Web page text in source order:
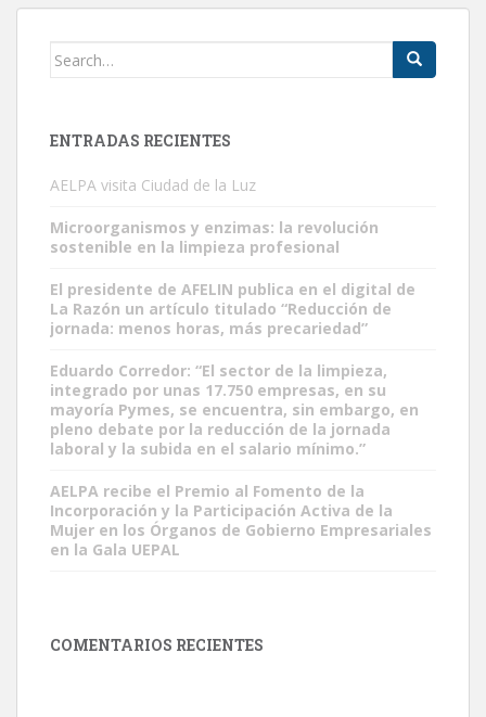
Search
ENTRADAS RECIENTES
AELPA visita Ciudad de la Luz
Microorganismos y enzimas: la revolución
sostenible en la limpieza profesional
El presidente de AFELIN publica en el digital de
La Razón un artículo titulado “Reducción de
jornada: menos horas, más precariedad”
Eduardo Corredor: “El sector de la limpieza,
integrado por unas 17.750 empresas, en su
mayoría Pymes, se encuentra, sin embargo, en
pleno debate por la reducción de la jornada
laboral y la subida en el salario mínimo.”
AELPA recibe el Premio al Fomento de la
Incorporación y la Participación Activa de la
Mujer en los Órganos de Gobierno Empresariales
en la Gala UEPAL
COMENTARIOS RECIENTES